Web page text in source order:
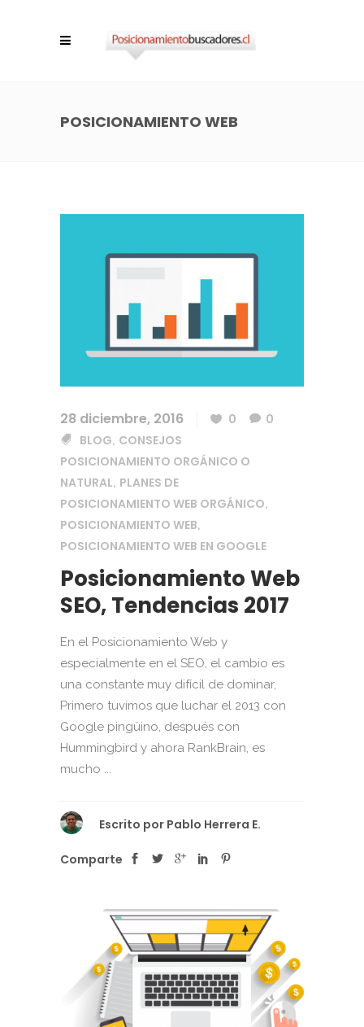
POSICIONAMIENTO WEB
28 diciembre, 2016 0
0
BLOG, CONSEJOS
POSICIONAMIENTO ORGÁNICO O
NATURAL, PLANES DE
POSICIONAMIENTO WEB ORGÁNICO,
POSICIONAMIENTO WEB,
POSICIONAMIENTO WEB EN GOOGLE
Posicionamiento Web
SEO, Tendencias 2017
En el Posicionamiento Web y
especialmente en el SEO, el cambio es
una constante muy difícil de dominar,
Primero tuvimos que luchar el 2013 con
Google pingüino, después con
Hummingbird y ahora RankBrain, es
mucho ...
Escrito por Pablo Herrera E.
Comparte